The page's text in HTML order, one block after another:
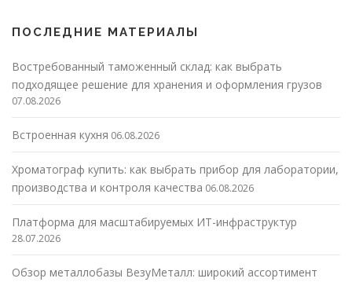
ПОСЛЕДНИЕ МАТЕРИАЛЫ
Востребованный таможенный склад: как выбрать
подходящее решение для хранения и оформления грузов
07.08.2026
Встроенная кухня 06.08.2026
Хроматограф купить: как выбрать прибор для лаборатории,
производства и контроля качества 06.08.2026
Платформа для масштабируемых ИТ-инфраструктур
28.07.2026
Обзор металлобазы ВезуМеталл: широкий ассортимент